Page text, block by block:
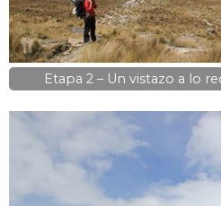
Etapa 2 – Un vistazo a lo